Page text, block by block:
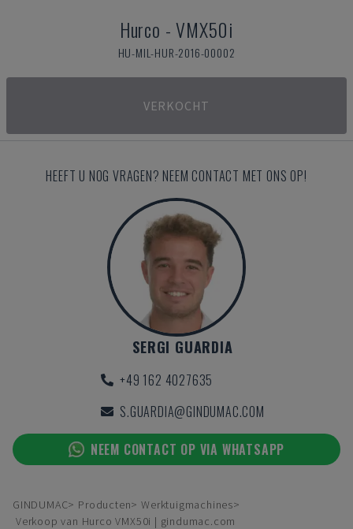
Hurco -VMX50i
HU-MIL-HUR-2016-00002
VERKOCHT
HEEFT U NOG VRAGEN? NEEM CONTACT MET ONS OP!
SERGI GUARDIA
+49 162 4027635
S.GUARDIA@GINDUMAC.COM
NEEM CONTACT OP VIA WHATSAPP
GINDUMAC Producten
Werktuigmachines
Verkoop van Hurco VMX50i | gindumac.com